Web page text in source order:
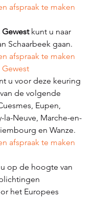
afspraak te maken
Gewest kunt u naar
Schaarbeek gaan.
afspraak te maken
Gewest
u voor deze keuring
de volgende
Eupen,
la-Neuve, Marche-en-
en Wanze.
afspraak te maken
op de hoogte van
het Europees